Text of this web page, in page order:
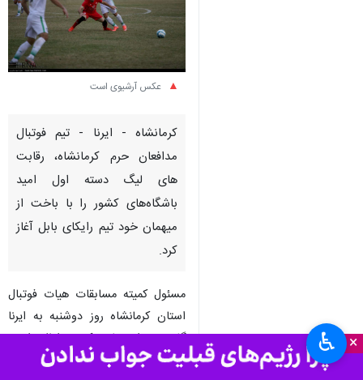
×
عکس آرشیوی است
کرمانشاه - ایرنا - تیم فوتبال
مدافعان حرم کرمانشاه، رقابت
های لیگ دسته اول امید
باشگاه‌های کشور را با باخت از
میهمان خود تیم رایکای بابل آغاز
کرد.
مسئول کمیته مسابقات هیات فوتبال
استان کرمانشاه روز دوشنبه به ایرنا
گفت: در این بازی که بعدازظهر امروز
در ورزشگاه آزادی کرمانشاه برگزار شد
♿︎